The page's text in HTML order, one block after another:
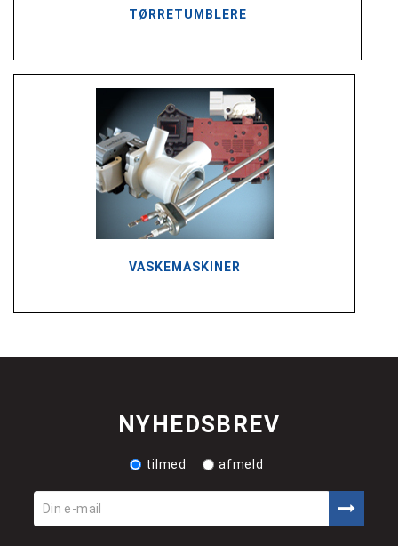
TØRRETUMBLERE
VASKEMASKINER
NYHEDSBREV
tilmed afmeld